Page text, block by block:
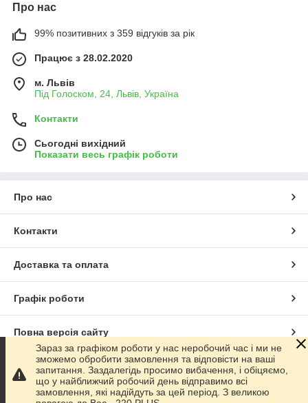
Про нас
99% позитивних з 359 відгуків за рік
Працює з 28.02.2020
м. Львів
Під Голоском, 24, Львів, Україна
Контакти
Сьогодні вихідний
Показати весь графік роботи
Про нас
Контакти
Доставка та оплата
Графік роботи
Повна версія сайту
Сайт створено на маркетплейсіProm.ua
Політика конфіденційності
Зараз за графіком роботи у нас неробочий час і ми не
зможемо обробити замовлення та відповісти на ваші
запитання. Заздалегідь просимо вибачення, і обіцяємо,
що у найближчий робочий день відправимо всі
замовлення, які надійдуть за цей період. З великою